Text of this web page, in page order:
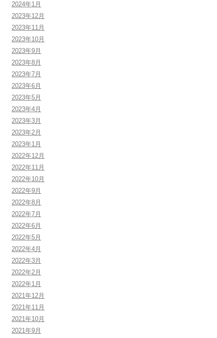
2024年1月
2023年12月
2023年11月
2023年10月
2023年9月
2023年8月
2023年7月
2023年6月
2023年5月
2023年4月
2023年3月
2023年2月
2023年1月
2022年12月
2022年11月
2022年10月
2022年9月
2022年8月
2022年7月
2022年6月
2022年5月
2022年4月
2022年3月
2022年2月
2022年1月
2021年12月
2021年11月
2021年10月
2021年9月